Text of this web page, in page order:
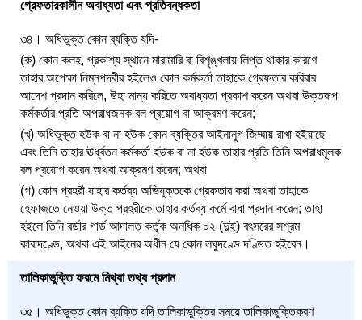
গ্রেফতারকালীন অবাধ্যতা এবং প্রতিবন্ধকতা
৩৪। অধিভুক্ত কোন ব্যক্তি যদি-
(ক) কোন কলহ, প্রকাশ্য স্থানে মারামারি বা বিশৃঙ্খলায় লিপ্ত থাকার কারণে
তাহার অপেক্ষা নিম্নপদবীর হইলেও কোন কর্মকর্তা তাহাকে গ্রেফতার করিবার
আদেশ প্রদান করিলে, উহা মান্য করিতে অবাধ্যতা প্রকাশ করেন অথবা উক্তরূপ
কর্মকর্তার প্রতি অপরাধজনক বল প্রয়োগ বা আক্রমণ করেন;
(খ) অধিভুক্ত হউক বা না হউক কোন ব্যক্তির আইনানুগ জিম্মায় রাখা হইয়াছে
এবং তিনি তাহার ঊর্ধ্বতন কর্মকর্তা হউক বা না হউক তাহার প্রতি তিনি অপরাধমূলক
বল প্রয়োগ করেন অথবা আক্রমণ করেন; অথবা
(গ) কোন প্রহরী যাহার কর্তব্য অভিযুক্তকে গ্রেফতার করা অথবা তাহাকে
হেফাজতে নেওয়া উক্ত প্রহরীকে তাহার কর্তব্য কর্মে বাধা প্রদান করেন; তাহা
হইলে তিনি বর্ডার গার্ড আদালত কর্তৃক অনধিক ০২ (দুই) বৎসরের সশ্রম
কারাদণ্ডে, অথবা এই আইনের অধীন যে কোন লঘুদণ্ডে দণ্ডিত হইবেন।
তালিকাভুক্তি ফরমে মিথ্যা তথ্য প্রদান
৩৫। অধিভুক্ত কোন ব্যক্তি যদি তালিকাভুক্তির সময়ে তালিকাভুক্তিকরণ